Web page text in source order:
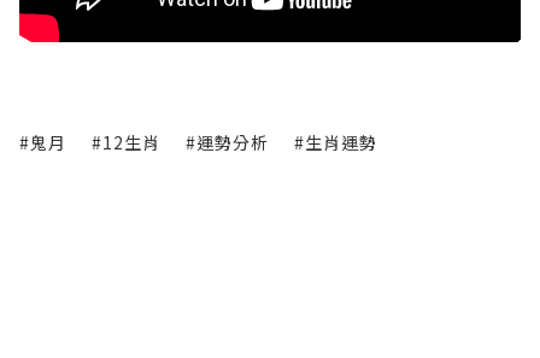
#鬼月 #12生肖 #運勢分析 #生肖運勢